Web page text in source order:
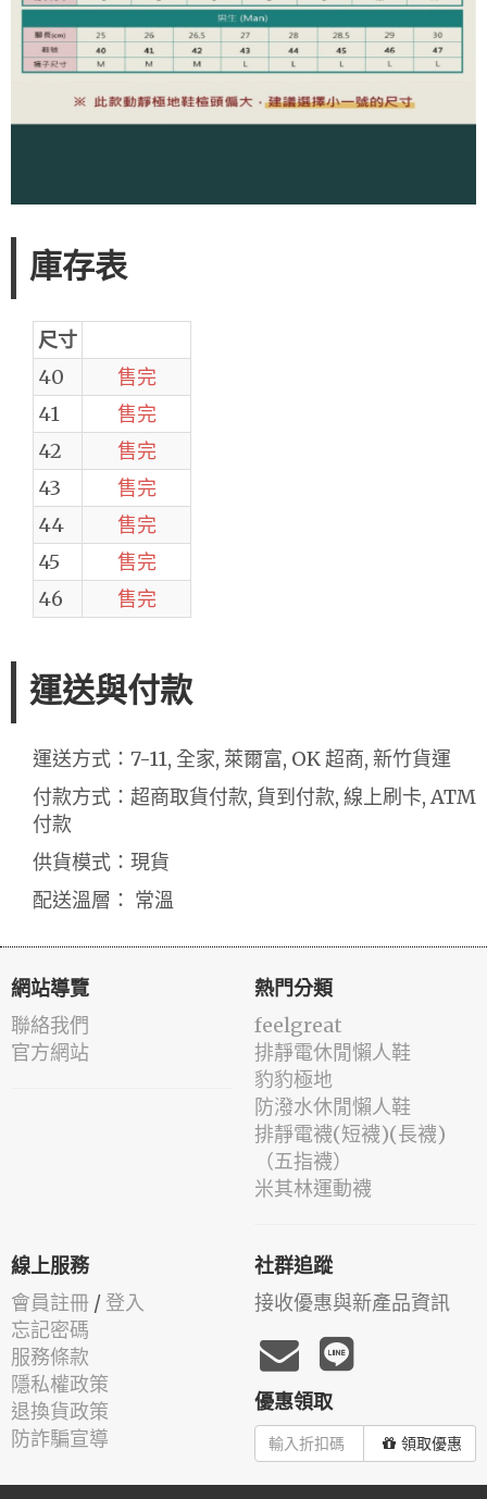
庫存表
尺寸
40
售完
41
售完
42
售完
43
售完
44
售完
45
售完
46
售完
運送與付款
運送方式：7-11, 全家, 萊爾富, OK 超商, 新竹貨運
付款方式：超商取貨付款, 貨到付款, 線上刷卡, ATM
付款
供貨模式：現貨
配送溫層： 常溫
網站導覽
聯絡我們
官方網站
熱門分類
feelgreat
排靜電休閒懶人鞋
豹豹極地
防潑水休閒懶人鞋
排靜電襪(短襪)(長襪)
（五指襪）
米其林運動襪
線上服務
會員註冊 / 登入
忘記密碼
服務條款
隱私權政策
退換貨政策
防詐騙宣導
社群追蹤
接收優惠與新產品資訊
優惠領取
領取優惠